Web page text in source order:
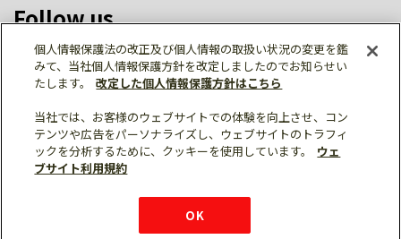
Follow us
個人情報保護 利用規約
ご利用にあたって
サイトマップ
三菱電機トップ
個人情報保護法の改正及び個人情報の取扱い状況の変更を鑑
みて、当社個人情報保護方針を改定しましたのでお知らせい
たします。
改定した個人情報保護方針はこちら
当社では、お客様のウェブサイトでの体験を向上させ、コン
テンツや広告をパーソナライズし、ウェブサイトのトラフィ
ックを分析するために、クッキーを使用しています。
ウェ
ブサイト利用規約
OK
チャットサービス